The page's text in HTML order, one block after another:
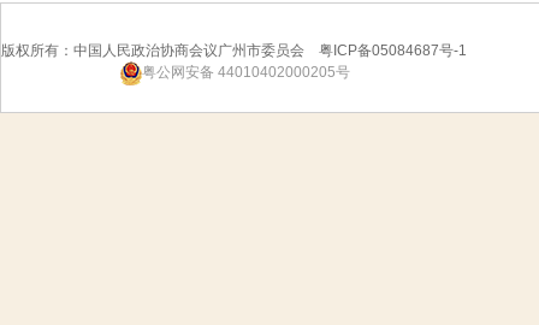
版权所有：中国人民政治协商会议广州市委员会 粤ICP备05084687号-1
粤公网安备 44010402000205号